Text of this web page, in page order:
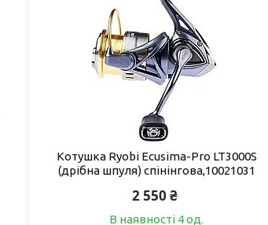
Котушка Ryobi Ecusima-Pro LT3000S
(дрібна шпуля) спінінгова,10021031
2 550 ₴
В наявності 4 од.